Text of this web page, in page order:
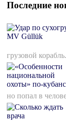
Последние
грузовой корабль.
но попал в